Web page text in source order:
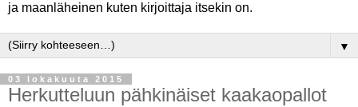
ja maanläheinen kuten kirjoittaja itsekin on.
▼
03 lokakuuta 2015
Herkutteluun pähkinäiset kaakaopallot